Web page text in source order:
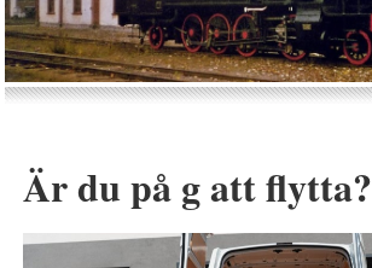
Är du på g att flytta?